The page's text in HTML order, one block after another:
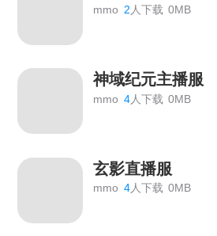
mmo 2 人下载 0MB
神域纪元主播服
mmo 4人下载 0MB
玄影直播服
mmo 4人下载 0MB